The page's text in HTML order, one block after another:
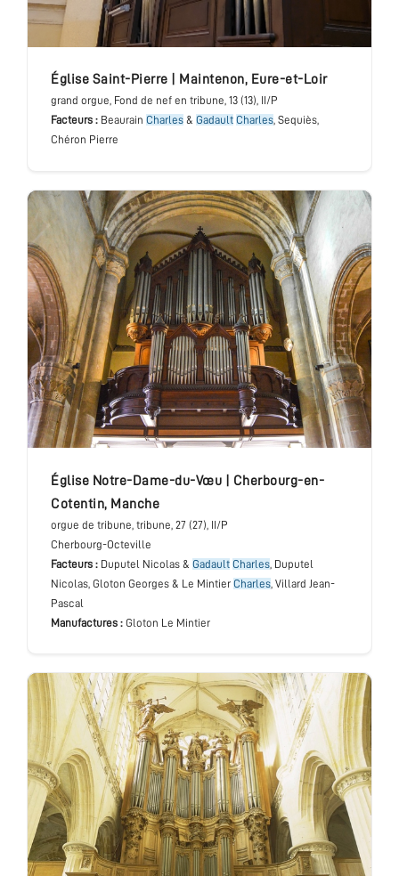
église Saint-Pierre Maintenon, Eure-et-Loir
grand orgue, Fond de nef en tribune, 13 (13), II/P
Facteurs : Beaurain Charles & Gadault Charles, Sequiès,
Chéron Pierre
église Notre-Dame-du-Vœu
Cherbourg-en-
Cotentin, Manche
orgue de tribune, tribune, 27 (27), II/P
Cherbourg-Octeville
Facteurs : Duputel Nicolas & Gadault Charles, Duputel
Nicolas, Gloton Georges & Le Mintier Charles, Villard Jean-
Pascal
Manufactures : Gloton Le Mintier